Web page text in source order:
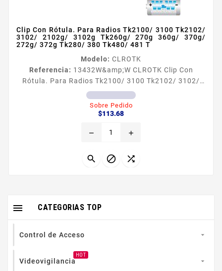
Clip Con Rótula. Para Radios Tk2100/ 3100 Tk2102/
3102/ 2102g/ 3102g Tk260g/ 270g 360g/ 370g/
272g/ 372g Tk280/ 380 Tk480/ 481 T
Modelo: CLROTK
Referencia: 13432W&amp;W CLROTK Clip Con
Rótula. Para Radios Tk2100/ 3100 Tk2102/ 3102/
2102g/ 3102g Tk260g/ 270g 360g/ 370g/ 272g/
372g Tk280/ 380 Tk480/ 481 T Para radios TK2100
3100 TK2102 3102 2102G 3102G TK260G 270G 360G
3180 TK2202 3202L TK2212 3212L TK2312 3312
y KNB50NC utilizar clip original TK21803180
Sobre Pedido
$113.68Precio
remove add
  
CATEGORIAS TOP

Control de Acceso 
Videovigilancia
HOT
